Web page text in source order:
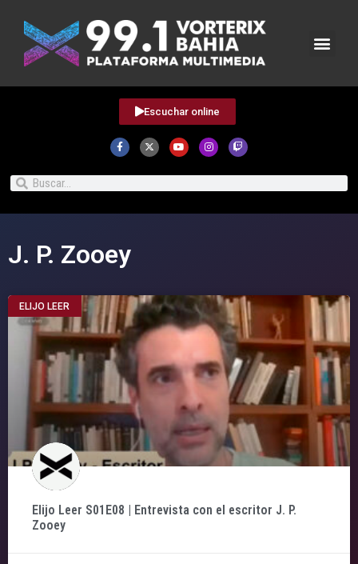
Escuchar online
J. P. Zooey
ELIJO LEER
Elijo Leer S01E08 | Entrevista con el escritor J. P.
Zooey